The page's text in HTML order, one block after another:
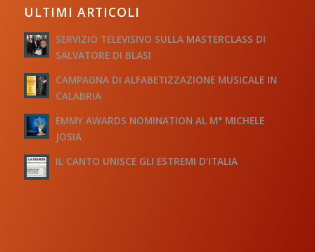
ULTIMI ARTICOLI
SERVIZIO TELEVISIVO SULLA MASTERCLASS DI
SALVATORE DI BLASI
CAMPAGNA DI ALFABETIZZAZIONE MUSICALE IN
CALABRIA
EMMY AWARDS NOMINATION AL M° MICHELE
JOSIA
IL CANTO UNISCE GLI ESTREMI D’ITALIA